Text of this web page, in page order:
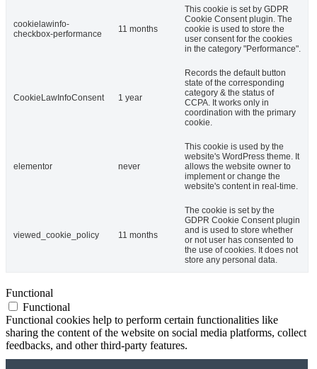
cookielawinfo-
checkbox-performance
11 months
This cookie is set by GDPR
Cookie Consent plugin. The
cookie is used to store the
user consent for the cookies
in the category "Performance".
CookieLawInfoConsent 1 year
Records the default button
state of the corresponding
category & the status of
CCPA. It works only in
coordination with the primary
cookie.
elementor never
This cookie is used by the
website's WordPress theme. It
allows the website owner to
implement or change the
website's content in real-time.
viewed_cookie_policy 11 months
The cookie is set by the
GDPR Cookie Consent plugin
and is used to store whether
or not user has consented to
the use of cookies. It does not
store any personal data.
Functional
Functional
Functional cookies help to perform certain functionalities like
sharing the content of the website on social media platforms, collect
feedbacks, and other third-party features.